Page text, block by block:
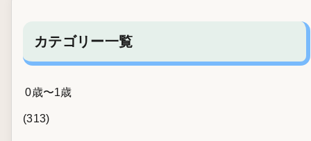
カテゴリー一覧
0歳〜1歳
(313)